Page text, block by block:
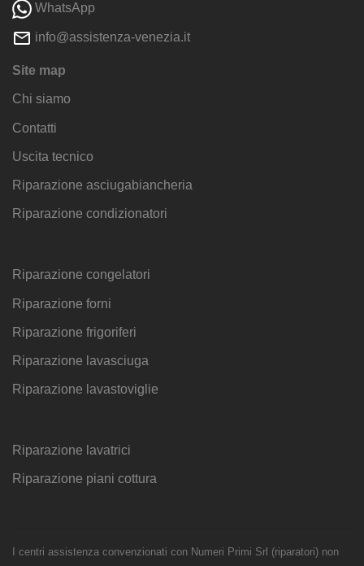
WhatsApp
info@assistenza-venezia.it
Site map
Chi siamo
Contatti
Uscita tecnico
Riparazione asciugabiancheria
Riparazione condizionatori
Riparazione congelatori
Riparazione forni
Riparazione frigoriferi
Riparazione lavasciuga
Riparazione lavastoviglie
Riparazione lavatrici
Riparazione piani cottura
I centri assistenza convenzionati con Numeri Primi Srl (riparatori) non